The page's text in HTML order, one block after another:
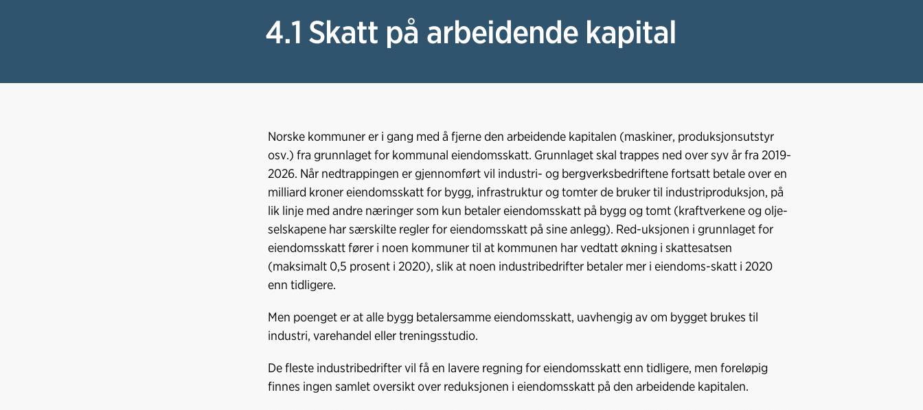
4.1 Skatt på arbeidende kapital
Norske kommuner er i gang med å fjerne den arbeidende kapitalen (maskiner, produksjonsutstyr
osv.) fra grunnlaget for kommunal eiendomsskatt. Grunnlaget skal trappes ned over syv år fra 2019-
2026. Når nedtrappingen er gjennomført vil industri- og bergverksbedriftene fortsatt betale over en
milliard kroner eiendomsskatt for bygg, infrastruktur og tomter de bruker til industriproduksjon, på
lik linje med andre næringer som kun betaler eiendomsskatt på bygg og tomt (kraftverkene og olje-
selskapene har særskilte regler for eiendomsskatt på sine anlegg). Red-uksjonen i grunnlaget for
eiendomsskatt fører i noen kommuner til at kommunen har vedtatt økning i skattesatsen
(maksimalt 0,5 prosent i 2020), slik at noen industribedrifter betaler mer i eiendoms-skatt i 2020
enn tidligere.
Men poenget er at alle bygg betalersamme eiendomsskatt, uavhengig av om bygget brukes til
industri, varehandel eller treningsstudio.
De fleste industribedrifter vil få en lavere regning for eiendomsskatt enn tidligere, men foreløpig
finnes ingen samlet oversikt over reduksjonen i eiendomsskatt på den arbeidende kapitalen.